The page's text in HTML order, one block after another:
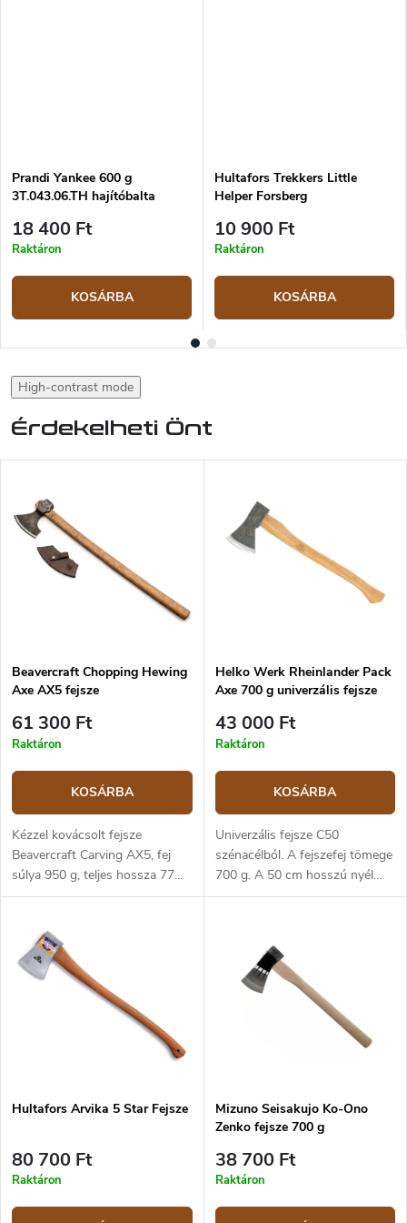
Prandi Yankee 600 g
3T.043.06.TH hajítóbalta
18 400 Ft
Raktáron
KOSÁRBA
Hultafors Trekkers Little
Helper Forsberg
10 900 Ft
Raktáron
KOSÁRBA
High-contrast mode
Érdekelheti Önt
Beavercraft Chopping Hewing
Axe AX5 fejsze
61 300 Ft
Raktáron
KOSÁRBA
Kézzel kovácsolt fejsze
Beavercraft Carving AX5, fej
súlya 950 g, teljes hossza 77
cm. Robusztus és sokoldalú
kialakításával és kivételes
kézműves kivitelezésével a
viking kort idézi. Nagyméretű,
széles pengével rendelkező,
mindenre alkalmas fejsze, amely
megbirkózik a darabolással,
kisebb rönkök hasításával és a
pengevédővel van ellátva.
Helko Werk Rheinlander Pack
Axe 700 g univerzális fejsze
43 000 Ft
Raktáron
KOSÁRBA
Univerzális fejsze C50
szénacélból. A fejszefej tömege
700 g. A 50 cm hosszú nyél
hickorifából (amerikai
Hultafors Arvika 5 Star Fejsze
80 700 Ft
Raktáron
Mizuno Seisakujo Ko-Ono
Zenko fejsze 700 g
38 700 Ft
Raktáron